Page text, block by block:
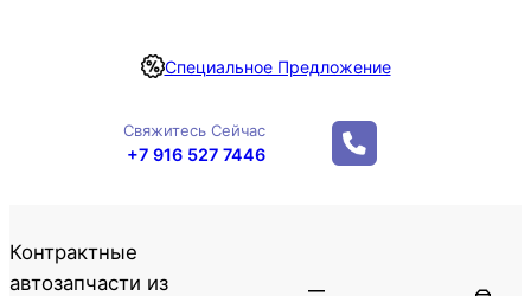
r
Специальное Предложение
Свяжитесь Сейчас
+7 916 527 7446
Контрактные
автозапчасти из